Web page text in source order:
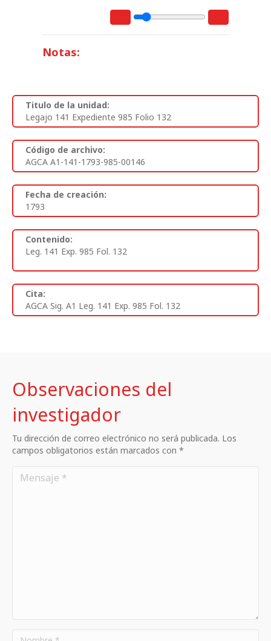
Notas:
Titulo de la unidad:
Legajo 141 Expediente 985 Folio 132
Código de archivo:
AGCA A1-141-1793-985-00146
Fecha de creación:
1793
Contenido:
Leg. 141 Exp. 985 Fol. 132
Cita:
AGCA Sig. A1 Leg. 141 Exp. 985 Fol. 132
Observaciones del
investigador
Tu dirección de correo electrónico no será publicada. Los
campos obligatorios están marcados con *